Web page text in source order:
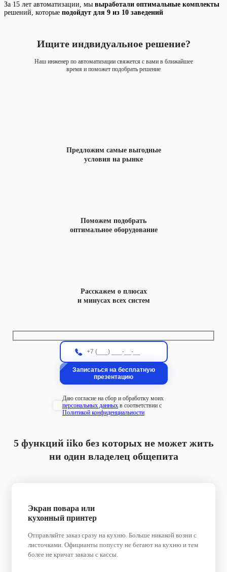
За 15 лет автоматизации, мы выработали оптимальные комплекты
решений, которые подойдут для 9 из 10 заведений
Ищите индвидуальное решение?
Наш инженер по автоматизации свяжется с вами в ближайшее
время и поможет подобрать решение
Предложим самые выгодные
условия на рынке
Поможем подобрать
оптимальное оборудование
Расскажем о плюсах
и минусах всех систем
Даю согласие на сбор и обработку моих
персональных данных в соответствии с
Политикой конфиденциальности
5 функций iiko без которых не может жить
ни один владелец общепита
Экран повара или
кухонный принтер
Отправляйте заказ сразу на кухню. Больше никакой возни с
листочками. Официанты попусту не бегают на кухню и тем
более не кричат заказы с кассы.